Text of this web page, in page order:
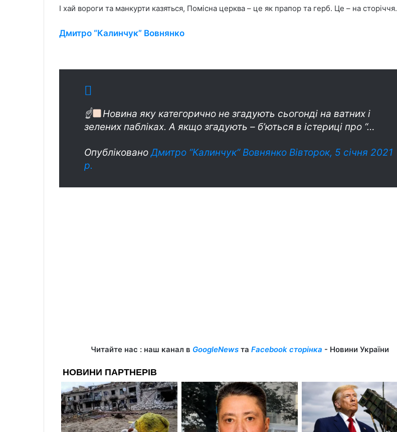
І хай вороги та манкурти казяться, Помісна церква – це як прапор та герб. Це – на сторіччя.
Дмитро “Калинчук” Вовнянко
☝
Новина яку категорично не згадують сьогонді на ватних і
зелених пабліках. А якщо згадують – б’ються в істериці про “…
ОпублікованоДмитро “Калинчук” Вовнянко Вівторок, 5 січня 2021
р.
Читайте нас : наш канал в GoogleNewsта Facebook сторінка - Новини України